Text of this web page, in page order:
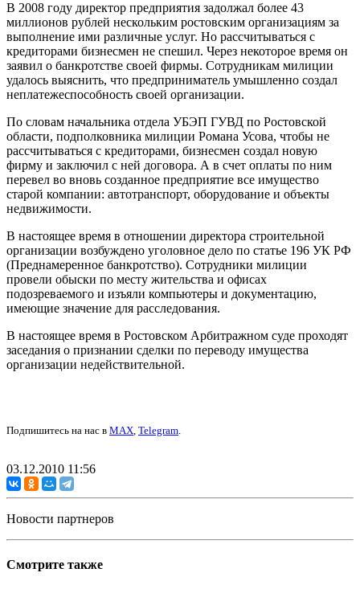
В 2008 году директор предприятия задолжал более 43
миллионов рублей нескольким ростовским организациям за
выполнение ими различные услуг. Но рассчитываться с
кредиторами бизнесмен не спешил. Через некоторое время он
заявил о банкротстве своей фирмы. Сотрудникам милиции
удалось выяснить, что предприниматель умышленно создал
неплатежеспособность своей организации.
По словам начальника отдела УБЭП ГУВД по Ростовской
области, подполковника милиции Романа Усова, чтобы не
рассчитываться с кредиторами, бизнесмен создал новую
фирму и заключил с ней договора. А в счет оплаты по ним
перевел во вновь созданное предприятие все имущество
старой компании: автотранспорт, оборудование и объекты
недвижимости.
В настоящее время в отношении директора строительной
организации возбуждено уголовное дело по статье 196 УК РФ
(Преднамеренное банкротство). Сотрудники милиции
провели обыски по месту жительства и офисах
подозреваемого и изъяли компьютеры и документацию,
имеющие значение для расследования.
В настоящее время в Ростовском Арбитражном суде проходят
заседания о признании сделки по переводу имущества
организации недействительной.
Подпишитесь на нас в MAX, Telegram.
03.12.2010 11:56
Новости партнеров
Смотрите также